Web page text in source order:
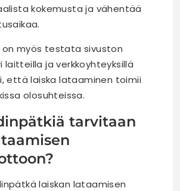
kokemusta ja vähentää
myös testata sivuston
laitteilla ja verkkoyhteyksillä
että laiska lataaminen toimii
olosuhteissa.
tarvitaan
laiskan lataamisen